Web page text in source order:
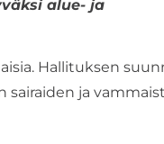
alue- ja
Hallituksen
sairaiden ja